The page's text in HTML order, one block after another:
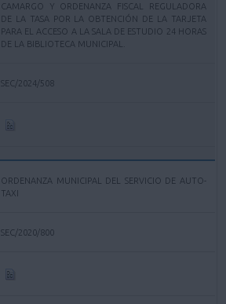
CAMARGO Y ORDENANZA FISCAL REGULADORA
DE LA TASA POR LA OBTENCIÓN DE LA TARJETA
PARA EL ACCESO A LA SALA DE ESTUDIO 24 HORAS
DE LA BIBLIOTECA MUNICIPAL.
SEC/2024/508
ORDENANZA MUNICIPAL DEL SERVICIO DE AUTO-
TAXI
SEC/2020/800